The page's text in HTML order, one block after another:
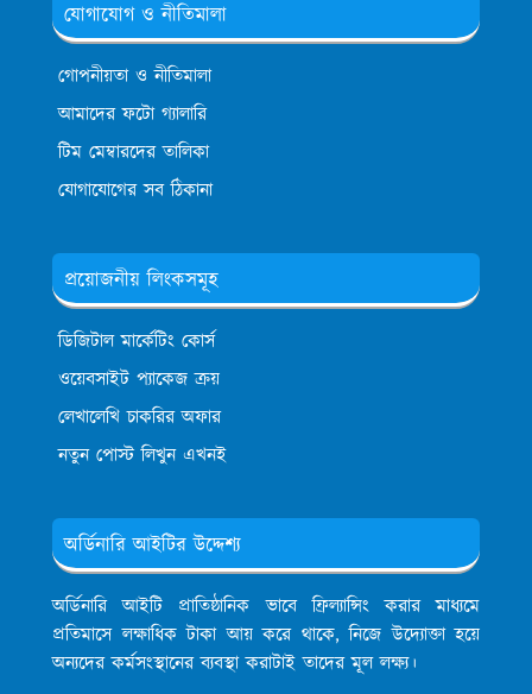
যোগাযোগ ও নীতিমালা
গোপনীয়তা ও নীতিমালা
আমাদের ফটো গ্যালারি
টিম মেম্বারদের তালিকা
যোগাযোগের সব ঠিকানা
প্রয়োজনীয় লিংকসমূহ
ডিজিটাল মার্কেটিং কোর্স
ওয়েবসাইট প্যাকেজ ক্রয়
লেখালেখি চাকরির অফার
নতুন পোস্ট লিখুন এখনই
অর্ডিনারি আইটির উদ্দেশ্য
অর্ডিনারি আইটি প্রাতিষ্ঠানিক ভাবে ফ্রিল্যান্সিং করার মাধ্যমে
প্রতিমাসে লক্ষাধিক টাকা আয় করে থাকে, নিজে উদ্যোক্তা হয়ে
অন্যদের কর্মসংস্থানের ব্যবস্থা করাটাই তাদের মূল লক্ষ্য।